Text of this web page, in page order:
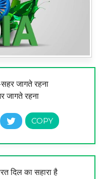
जागते रहना
जागते रहना
दिल का सहारा है